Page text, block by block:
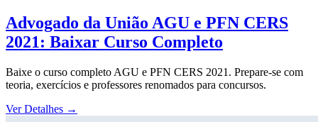
Advogado da União AGU e PFN CERS
2021: Baixar Curso Completo
Baixe o curso completo AGU e PFN CERS 2021. Prepare-se com
teoria, exercícios e professores renomados para concursos.
Ver Detalhes →